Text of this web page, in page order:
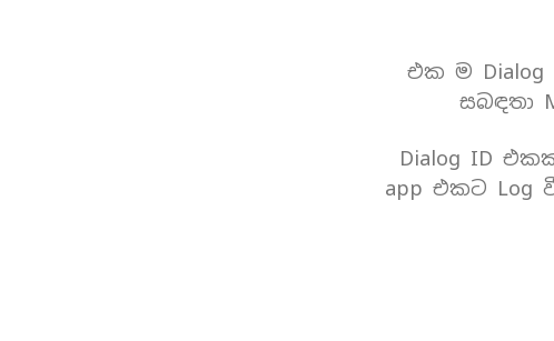
එක ම
සබඳතා
Dialog ID
app එකට Log